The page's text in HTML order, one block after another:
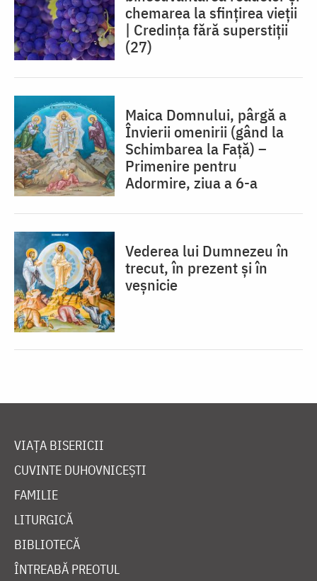
chemarea la sfințirea vieții
| Credința fără superstiții
(27)
Maica Domnului, pârgă a
Învierii omenirii (gând la
Schimbarea la Față) –
Primenire pentru
Adormire, ziua a 6-a
Vederea lui Dumnezeu în
trecut, în prezent și în
veșnicie
VIAȚA BISERICII
CUVINTE DUHOVNICEȘTI
FAMILIE
LITURGICĂ
BIBLIOTECĂ
ÎNTREABĂ PREOTUL